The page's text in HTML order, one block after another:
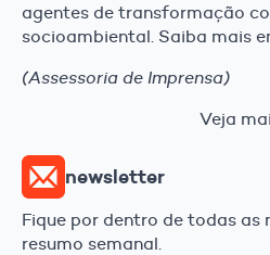
agentes de transformação
socioambiental. Saiba mais
(Assessoria de Imprensa)
Veja
newsletter
Fique por dentro de todas as
resumo semanal.